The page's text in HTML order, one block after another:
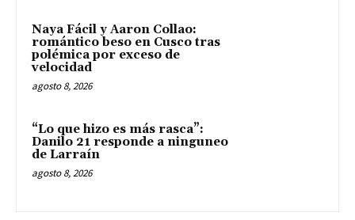
Naya Fácil y Aaron Collao:
romántico beso en Cusco tras
polémica por exceso de
velocidad
agosto 8, 2026
“Lo que hizo es más rasca”:
Danilo 21 responde a ninguneo
de Larraín
agosto 8, 2026